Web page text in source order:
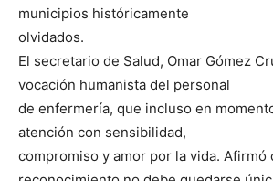
municipios históricamente
olvidados.
El secretario de Salud, Omar Gómez
vocación humanista del personal
de enfermería, que incluso en
atención con sensibilidad,
compromiso y amor por la vida. Afirmó